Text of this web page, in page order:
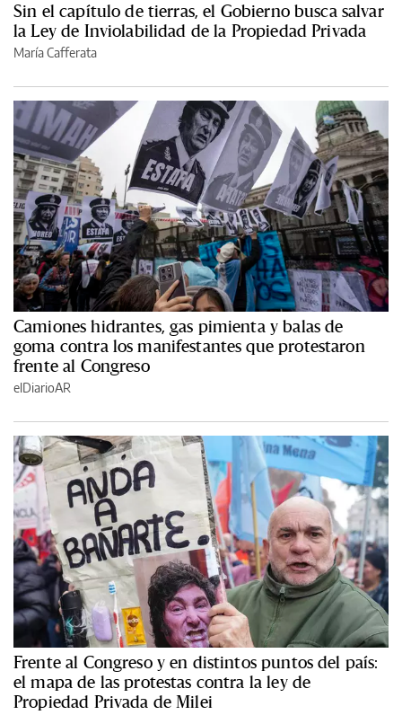
Sin el capítulo de tierras, el Gobierno busca salvar
la Ley de Inviolabilidad de la Propiedad Privada
María Cafferata
Camiones hidrantes, gas pimienta y balas de
goma contra los manifestantes que protestaron
frente al Congreso
elDiarioAR
Frente al Congreso y en distintos puntos del país:
el mapa de las protestas contra la ley de
Propiedad Privada de Milei